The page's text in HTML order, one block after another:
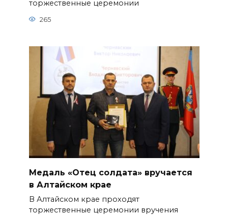
торжественные церемонии
265
Медаль «Отец солдата» вручается
в Алтайском крае
В Алтайском крае проходят
торжественные церемонии вручения